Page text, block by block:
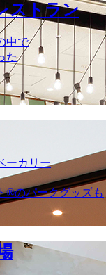
ストラン
中で
た
ーカリー
®のパークグッズも